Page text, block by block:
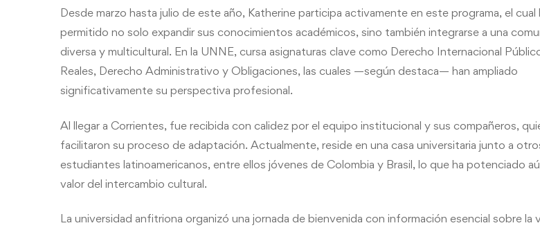
Desde marzo hasta julio de este año, Katherine participa activamente en este programa, el cual
permitido no solo expandir sus conocimientos académicos, sino también integrarse a una
diversa y multicultural. En la UNNE, cursa asignaturas clave como Derecho Internacional
Reales, Derecho Administrativo y Obligaciones, las cuales —según destaca— han ampliado
significativamente su perspectiva profesional.
Al llegar a Corrientes, fue recibida con calidez por el equipo institucional y sus compañeros,
facilitaron su proceso de adaptación. Actualmente, reside en una casa universitaria junto a
estudiantes latinoamericanos, entre ellos jóvenes de Colombia y Brasil, lo que ha potenciado
valor del intercambio cultural.
La universidad anfitriona organizó una jornada de bienvenida con información esencial sobre la